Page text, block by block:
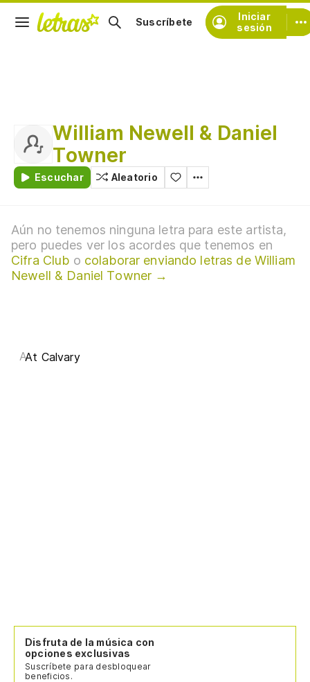
Iniciar
sesión
Suscríbete
William Newell & Daniel
Towner
Escuchar Aleatorio
Aún no tenemos ninguna letra para este artista,
pero puedes ver los acordes que tenemos en
Cifra Club o colaborar enviando letras de William
Newell & Daniel Towner →
AAt Calvary
Disfruta de la música con
opciones exclusivas
Suscríbete para desbloquear
beneficios.